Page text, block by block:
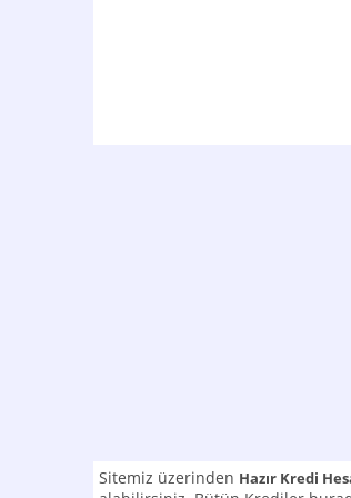
Sitemiz üzerinden Hazır Kredi